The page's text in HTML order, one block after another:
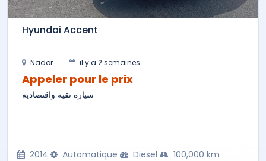
Hyundai Accent
Nador il y a 2 semaines
Appeler pour le prix
سيارة نقية واقتصادية
2014 Automatique Diesel 100,000 km